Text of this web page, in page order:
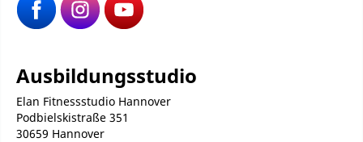
Ausbildungsstudio
Elan Fitnessstudio Hannover
Podbielskistraße 351
30659 Hannover